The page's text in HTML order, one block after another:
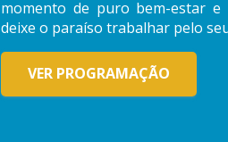
momento de puro bem-estar e
deixe o paraíso trabalhar pelo
VER PROGRAMAÇÃO